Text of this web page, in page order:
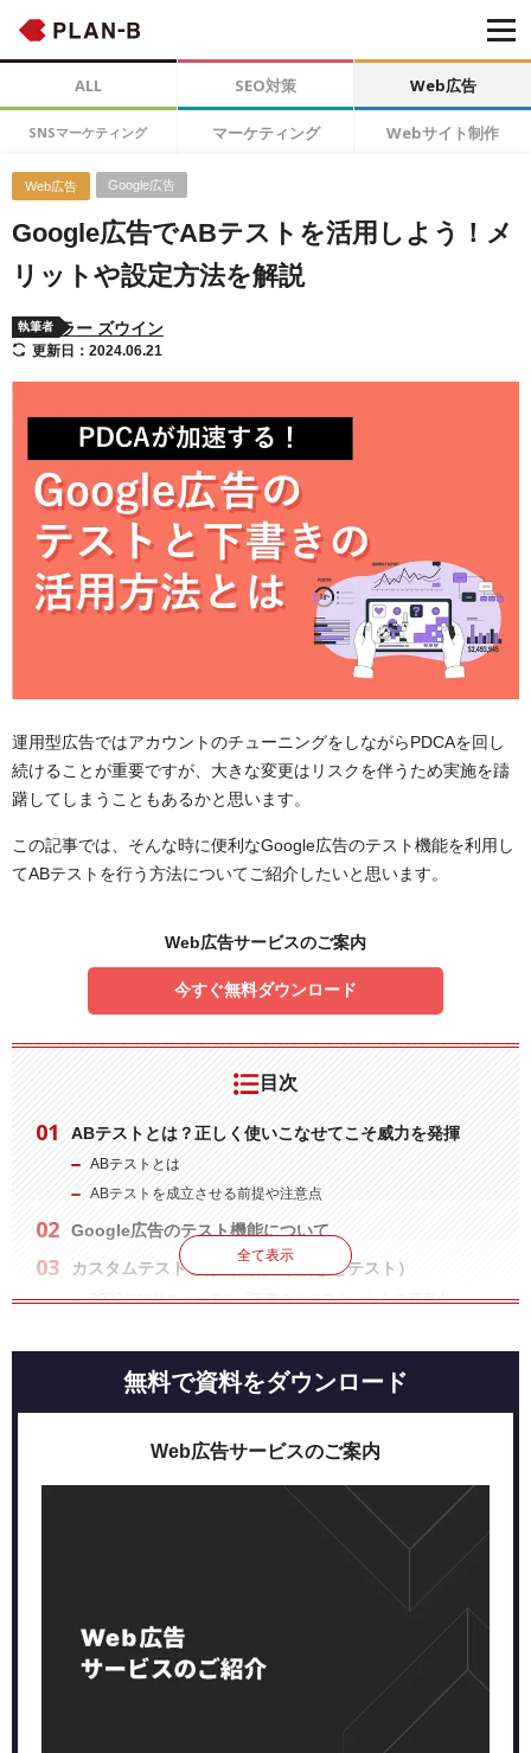
ALL SEO対策 Web広告
SNSマーケティング マーケティング Webサイト制作
Web広告 Google広告
Google広告でABテストを活用しよう！メ
リットや設定方法を解説
執筆者 ラー ズウイン
更新日：2024.06.21
運用型広告ではアカウントのチューニングをしながらPDCAを回し
続けることが重要ですが、大きな変更はリスクを伴うため実施を躊
躇してしまうこともあるかと思います。
この記事では、そんな時に便利なGoogle広告のテスト機能を利用し
てABテストを行う方法についてご紹介したいと思います。
Web広告サービスのご案内
今すぐ無料ダウンロード
目次
ABテストとは？正しく使いこなせてこそ威力を発揮
ABテストとは
ABテストを成立させる前提や注意点
Google広告のテスト機能について
カスタムテストとは（旧称: 下書きとテスト）
2022年にリニューアル「下書きとテスト」からの変更点
カスタムテストの設定方法
カスタムテストを効果的に活用しよう！場面別紹介
キーワードのマッチタイプ変更を検討するとき
エリアや配信時間などのターゲティング変更を検討するとき
全て表示
無料で資料をダウンロード
Web広告サービスのご案内